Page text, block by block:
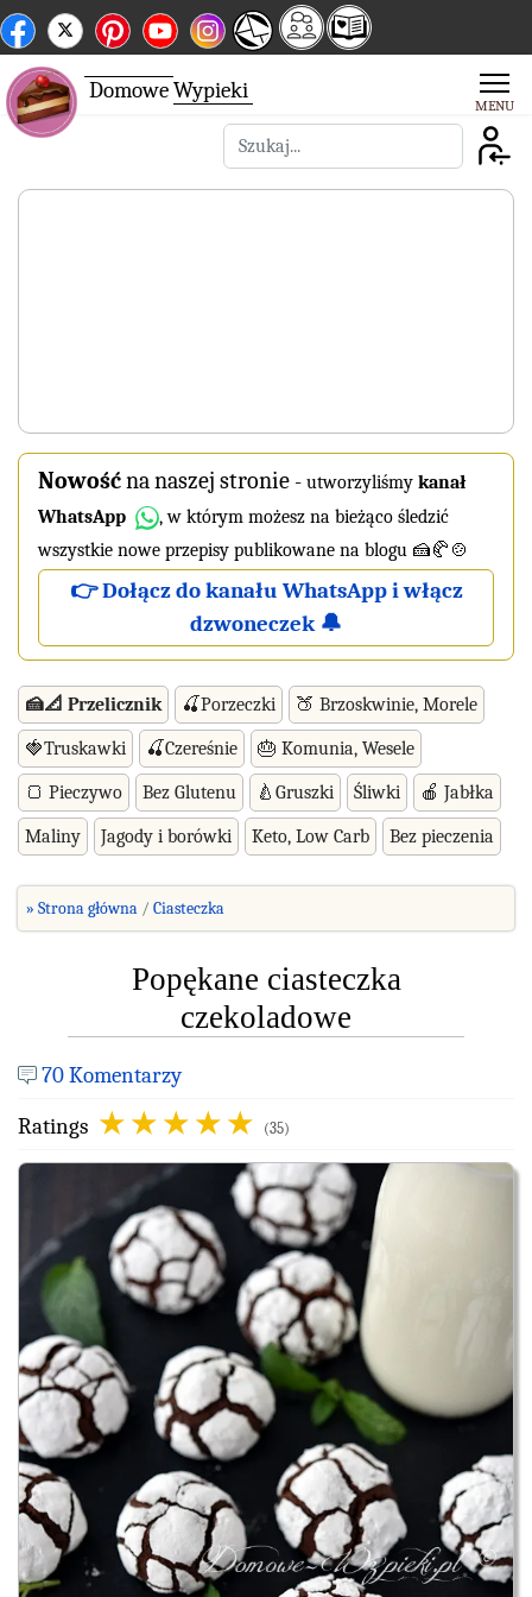
DomoweWypieki
Szukaj
Nowośćna naszej stronie - utworzyliśmy kanał
WhatsApp
, w którym możesz na bieżąco śledzić
wszystkie nowe przepisy publikowane na blogu 🍰🥐🍲
👉 Dołącz do kanału WhatsApp i włącz
dzwoneczek 🔔
🍰📐 Przelicznik 🍒Porzeczki 🍑 Brzoskwinie, Morele
🍓Truskawki 🍒Czereśnie 🎂 Komunia, Wesele
🍞 Pieczywo Bez Glutenu 🍐Gruszki Śliwki 🍎 Jabłka
Maliny Jagody i borówki Keto, Low Carb Bez pieczenia
» Strona główna Ciasteczka
Popękane ciasteczka
czekoladowe
70 Komentarzy
Ratings
(35)